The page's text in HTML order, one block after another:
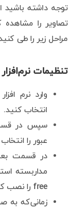
توجه داشته باشید
تصاویر را
مراحل زیر را طی
تنظیمات نرم‌افزار IP Webcam
انتخاب کنید.
عبور را
در قسمت
free را نصب کنید. برنامه را مرحله به مرحله اجرا کنید.